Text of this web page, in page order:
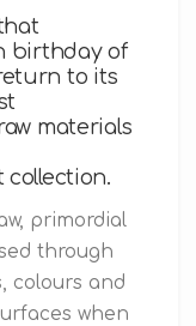
birthday of
to its
materials
collection.
primordial
through
colours and
when